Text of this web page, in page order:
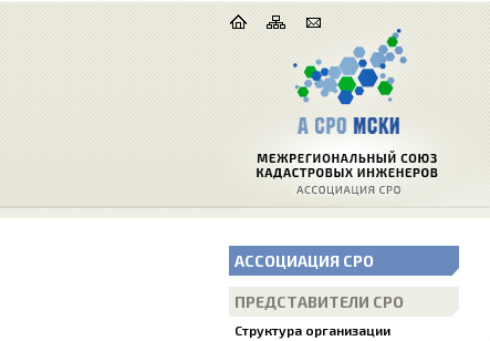
АССОЦИАЦИЯ СРО
ПРЕДСТАВИТЕЛИ СРО
Структура организации